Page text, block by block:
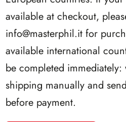
SFORZESCO ITALIA
available at checkout,
info@masterphil.it for
available international
be completed
shipping manually and
before payment.